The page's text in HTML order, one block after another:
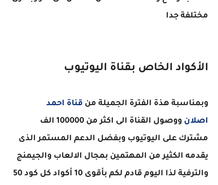
مختلفة جدا
الأكواد الخاص بقناة اليوتيوب
وبمناسبة هذة الفترة الجميلة من قناة احمد
اصلان
ووصول القناة الى اكثر من 100000 الف
مشترك على اليوتيوب وبفضل الدعم المستمر الذى
يقدمه الكثير من المهتمين بمجال الالعاب والجيمنج
والترفية لذا اليوم قادم لكم بأقوى 10 أكواد كل كود 50